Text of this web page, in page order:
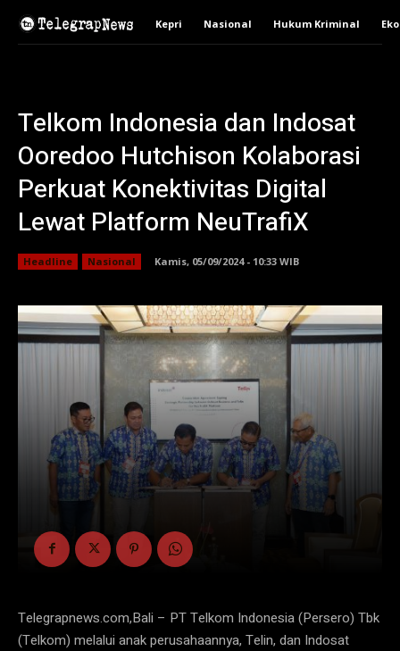
Kepri Nasional Hukum Kriminal
Telkom Indonesia dan Indosat
Ooredoo Hutchison Kolaborasi
Perkuat Konektivitas Digital
Lewat Platform NeuTrafiX
Headline Nasional Kamis, 05/09/2024 - 10:33 WIB
Telegrapnews.com,Bali – PT Telkom Indonesia (Persero) Tbk
(Telkom) melalui anak perusahaannya, Telin, dan Indosat